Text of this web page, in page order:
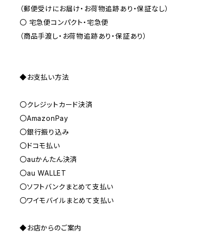
（郵便受けにお届け・お荷物追跡あり・保証なし）
〇 宅急便コンパクト・宅急便
（商品手渡し・お荷物追跡あり・保証あり）
◆お支払い方法
〇クレジットカード決済
〇AmazonPay
〇銀行振り込み
〇ドコモ払い
〇auかんたん決済
〇au WALLET
〇ソフトバンクまとめて支払い
〇ワイモバイルまとめて支払い
◆お店からのご案内